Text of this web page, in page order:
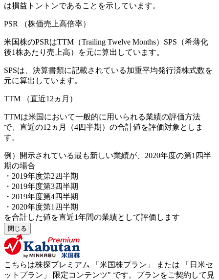
は損益トントンであることを示しています。
PSR （株価売上高倍率）
米国株のPSRはTTM（Trailing Twelve Months）SPS（希薄化
後1株あたり売上高）を元に算出しています。
SPSは、決算書類に記載されている加重平均発行済株式数を
元に算出しています。
TTM （直近12ヵ月）
TTMは米国において一般的に用いられる業績の評価方法
で、直近の12ヵ月（4四半期）の合計値を評価対象としま
す。
例）開示されている最も新しい業績が、2020年度の第1四半
期の場合
・2019年度第2四半期
・2019年度第3四半期
・2019年度第4四半期
・2020年度第1四半期
を合計した値を直近1年間の業績として評価します
閉じる
こちらは株探プレミアム 「 米国株プラン 」 または 「 日米セ
ットプラン 」 限定コンテンツ" です。プランをご契約して見